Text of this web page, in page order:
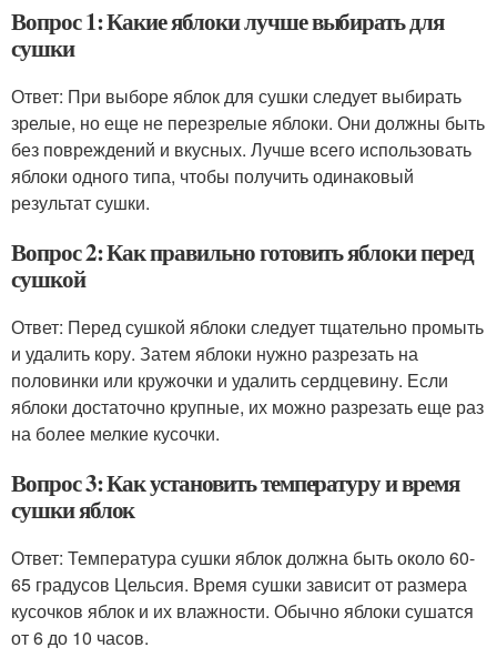
Вопрос 1: Какие яблоки лучше выбирать для
сушки
Ответ: При выборе яблок для сушки следует выбирать
зрелые, но еще не перезрелые яблоки. Они должны быть
без повреждений и вкусных. Лучше всего использовать
яблоки одного типа, чтобы получить одинаковый
результат сушки.
Вопрос 2: Как правильно готовить яблоки перед
сушкой
Ответ: Перед сушкой яблоки следует тщательно промыть
и удалить кору. Затем яблоки нужно разрезать на
половинки или кружочки и удалить сердцевину. Если
яблоки достаточно крупные, их можно разрезать еще раз
на более мелкие кусочки.
Вопрос 3: Как установить температуру и время
сушки яблок
Ответ: Температура сушки яблок должна быть около 60-
65 градусов Цельсия. Время сушки зависит от размера
кусочков яблок и их влажности. Обычно яблоки сушатся
от 6 до 10 часов.